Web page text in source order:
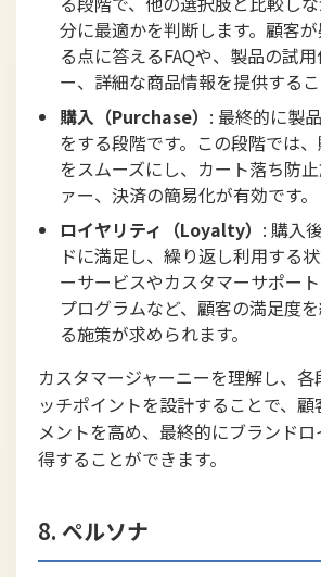
分に最適かを判断します。顧客
る点に答えるFAQや、製品の試
ー、詳細な商品情報を提供するこ
購入（Purchase） : 最終的に製
をする段階です。この段階では
をスムーズにし、カート落ち防
ァー、決済の簡易化が有効です。
ロイヤリティ（Loyalty） : 購入
ドに満足し、繰り返し利用する
ーサービスやカスタマーサポー
プログラムなど、顧客の満足度
る施策が求められます。
カスタマージャーニーを理解し、
ッチポイントを設計することで、
メントを高め、最終的にブランド
得することができます。
8. ペルソナ